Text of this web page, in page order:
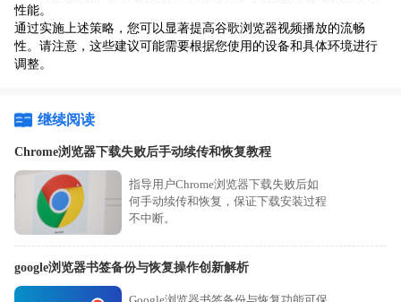
性能。
通过实施上述策略，您可以显著提高谷歌浏览器视频播放的流畅
性。请注意，这些建议可能需要根据您使用的设备和具体环境进行
调整。
继续阅读
Chrome浏览器下载失败后手动续传和恢复教程
指导用户Chrome浏览器下载失败后如
何手动续传和恢复，保证下载安装过程
不中断。
google浏览器书签备份与恢复操作创新解析